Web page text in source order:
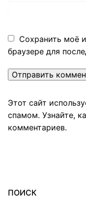
Сохранить моё
браузере для
Этот сайт
спамом. Узнайте,
комментариев.
ПОИСК